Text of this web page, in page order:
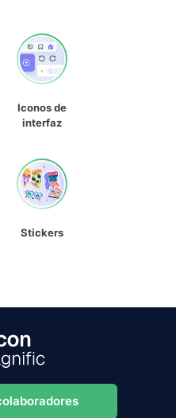
Iconos de
interfaz
Stickers